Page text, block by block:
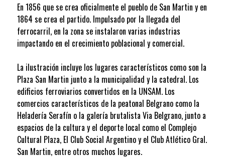
En 1856 que se crea oficialmente el pueblo de San Martin y en
1864 se crea el partido. Impulsado por la llegada del
ferrocarril, en la zona se instalaron varias industrias
impactando en el crecimiento poblacional y comercial.
La ilustración incluye los lugares característicos como son la
Plaza San Martin junto a la municipalidad y la catedral. Los
edificios ferroviarios convertidos en la UNSAM. Los
comercios característicos de la peatonal Belgrano como la
Heladería Serafín o la galería brutalista Via Belgrano, junto a
espacios de la cultura y el deporte local como el Complejo
Cultural Plaza, El Club Social Argentino y el Club Atlético Gral.
San Martin, entre otros muchos lugares.